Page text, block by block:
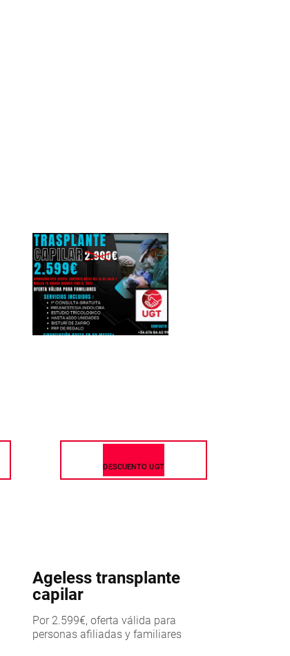
DESCUENTO UGT
Ageless transplante
capilar
Por 2.599€, oferta válida para
personas afiliadas y familiares